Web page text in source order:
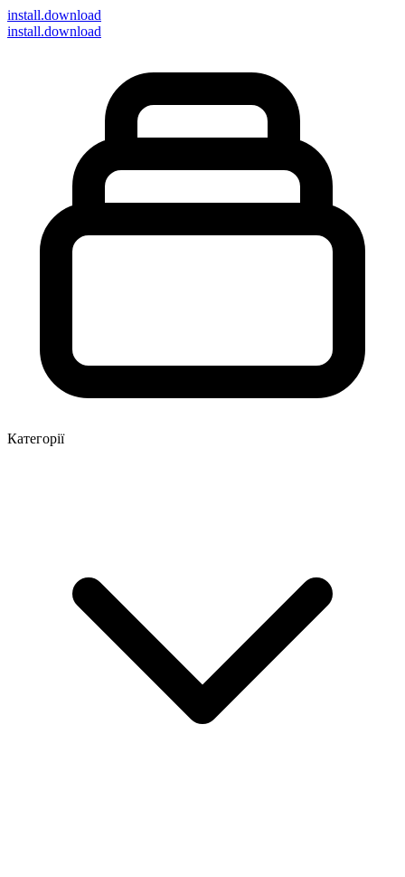
install.download
install.download
Категорії